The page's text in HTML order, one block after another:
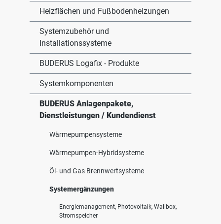
Heizflächen und Fußbodenheizungen
Systemzubehör und
Installationssysteme
BUDERUS Logafix - Produkte
Systemkomponenten
BUDERUS Anlagenpakete,
Dienstleistungen / Kundendienst
Wärmepumpensysteme
Wärmepumpen-Hybridsysteme
Öl- und Gas Brennwertsysteme
Systemergänzungen
Energiemanagement, Photovoltaik, Wallbox,
Stromspeicher